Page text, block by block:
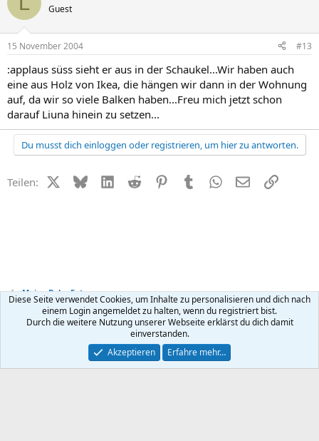
Guest
15 November 2004 #13
:applaus süss sieht er aus in der Schaukel...Wir haben auch
eine aus Holz von Ikea, die hängen wir dann in der Wohnung
auf, da wir so viele Balken haben...Freu mich jetzt schon
darauf Liuna hinein zu setzen...
Du musst dich einloggen oder registrieren, um hier zu antworten.
Teilen: X (Twitter)
BlueskyLinkedIn
Reddit PinterestTumblr WhatsApp
E-MailLink
Meine Baby-Fotos
Kontakt Nutzungsbedingungen Datenschutz Hilfe
R
Community platform by XenForo ® © 2010-2026 XenForo Ltd.
Diese Seite verwendet Cookies, um Inhalte zu personalisieren und dich nach
einem Login angemeldet zu halten, wenn du registriert bist.
Durch die weitere Nutzung unserer Webseite erklärst du dich damit
einverstanden.
Akzeptieren
Erfahre mehr…